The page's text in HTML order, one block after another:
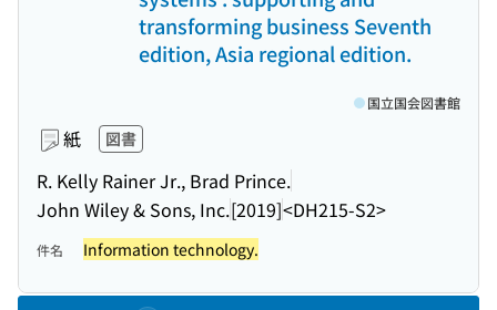
transforming business Seventh
edition, Asia regional edition.
紙 図書
R. Kelly Rainer Jr., Brad Prince.
John Wiley & Sons, Inc.[2019]<DH215-S2>
国立国会図書館
件名 Information technology.